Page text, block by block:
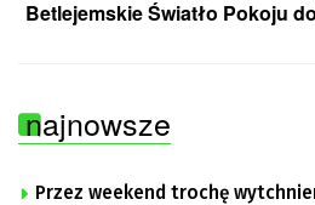
Betlejemskie Światło Pokoju
najnowsze
Przez weekend trochę